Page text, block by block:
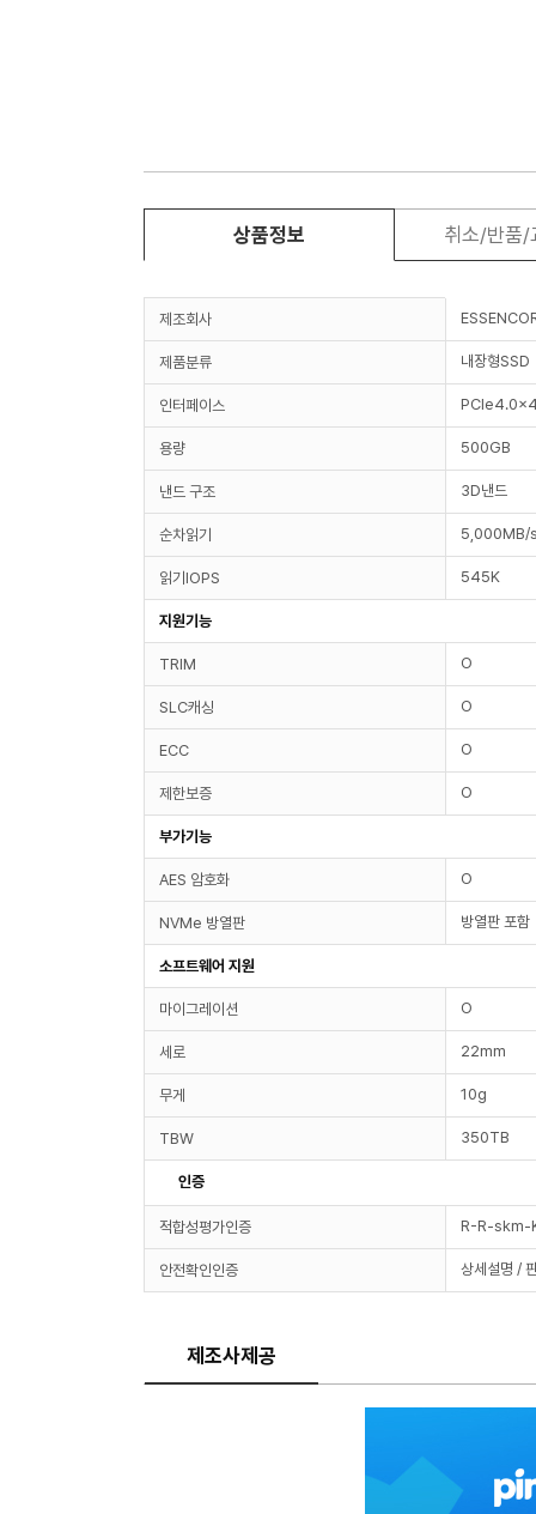
상품정보 취소/반품/
제조회사
제품분류 내장형SSD
인터페이스
용량 500GB
낸드 구조 3D낸드
순차읽기 5,000MB/
읽기IOPS 545K
지원기능
TRIM O
SLC캐싱 O
ECC O
제한보증 O
부가기능
AES 암호화 O
NVMe 방열판 방열판 포함
소프트웨어 지원
마이그레이션 O
세로 22mm
무게 10g
TBW 350TB
인증
적합성평가인증 R-R-skm-
안전확인인증 상세설명 /
제조사제공